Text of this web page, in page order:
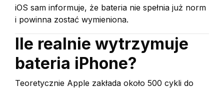
iOS sam informuje, że bateria nie spełnia już norm
i powinna zostać wymieniona.
Ile realnie wytrzymuje
bateria iPhone?
Teoretycznie Apple zakłada około 500 cykli do